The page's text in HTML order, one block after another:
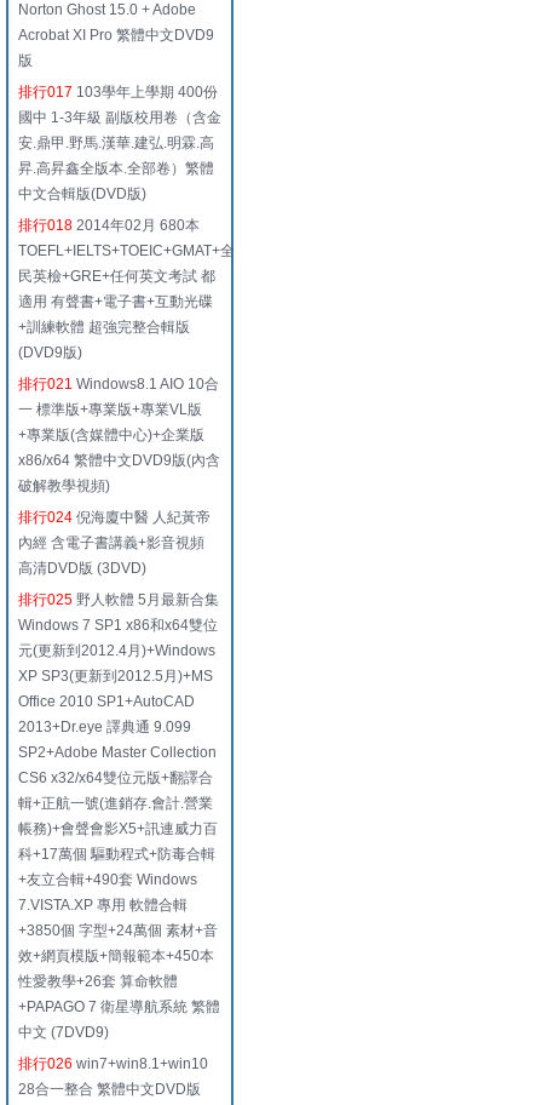
Norton Ghost 15.0 + Adobe
Acrobat XI Pro 繁體中文DVD9
版
排行017 103學年上學期 400份
國中 1-3年級 副版校用卷（含金
安.鼎甲.野馬.漢華.建弘.明霖.高
昇.高昇鑫全版本.全部卷）繁體
中文合輯版(DVD版)
排行018 2014年02月 680本
TOEFL+IELTS+TOEIC+GMAT+全
民英檢+GRE+任何英文考試 都
適用 有聲書+電子書+互動光碟
+訓練軟體 超強完整合輯版
(DVD9版)
排行021 Windows8.1 AIO 10合
一 標準版+專業版+專業VL版
+專業版(含媒體中心)+企業版
x86/x64 繁體中文DVD9版(內含
破解教學視頻)
排行024 倪海廈中醫 人紀黃帝
內經 含電子書講義+影音視頻
高清DVD版 (3DVD)
排行025 野人軟體 5月最新合集
Windows 7 SP1 x86和x64雙位
元(更新到2012.4月)+Windows
XP SP3(更新到2012.5月)+MS
Office 2010 SP1+AutoCAD
2013+Dr.eye 譯典通 9.099
SP2+Adobe Master Collection
CS6 x32/x64雙位元版+翻譯合
輯+正航一號(進銷存.會計.營業
帳務)+會聲會影X5+訊連威力百
科+17萬個 驅動程式+防毒合輯
+友立合輯+490套 Windows
7.VISTA.XP 專用 軟體合輯
+3850個 字型+24萬個 素材+音
效+網頁模版+簡報範本+450本
性愛教學+26套 算命軟體
+PAPAGO 7 衛星導航系統 繁體
中文 (7DVD9)
排行026 win7+win8.1+win10
28合一整合 繁體中文DVD版